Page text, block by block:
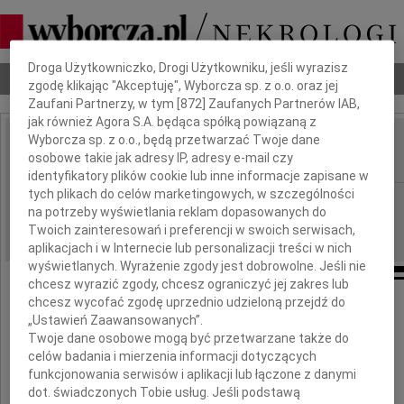
Nekrologi Odeszli Poradnik pogrzebowy
IMIĘ I NAZWISKO: Zbigniew Łapiński
REGION: cała Polska
DATA EMISJI: 09.04.2018
zmarł w wieku 70 lat
Dbamy o Twoją prywatność
Droga Użytkowniczko, Drogi Użytkowniku, jeśli wyrazisz
zgodę klikając "Akceptuję", Wyborcza sp. z o.o. oraz jej
Zaufani Partnerzy, w tym [872 ] Zaufanych Partnerów IAB,
jak również Agora S.A. będąca spółką powiązaną z
Wyborcza sp. z o.o., będą przetwarzać Twoje dane
osobowe takie jak adresy IP, adresy e-mail czy
identyfikatory plików cookie lub inne informacje zapisane w
tych plikach do celów marketingowych, w szczególności
na potrzeby wyświetlania reklam dopasowanych do
Twoich zainteresowań i preferencji w swoich serwisach,
aplikacjach i w Internecie lub personalizacji treści w nich
wyświetlanych. Wyrażenie zgody jest dobrowolne. Jeśli nie
chcesz wyrazić zgody, chcesz ograniczyć jej zakres lub
chcesz wycofać zgodę uprzednio udzieloną przejdź do
„Ustawień Zaawansowanych”.
Twoje dane osobowe mogą być przetwarzane także do
celów badania i mierzenia informacji dotyczących
funkcjonowania serwisów i aplikacji lub łączone z danymi
dot. świadczonych Tobie usług. Jeśli podstawą